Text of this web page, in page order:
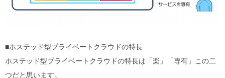
■ホステッド型プライベートクラウドの特長
ホステッド型プライベートクラウドの特長は「楽」「専有」この二
つだと思います。